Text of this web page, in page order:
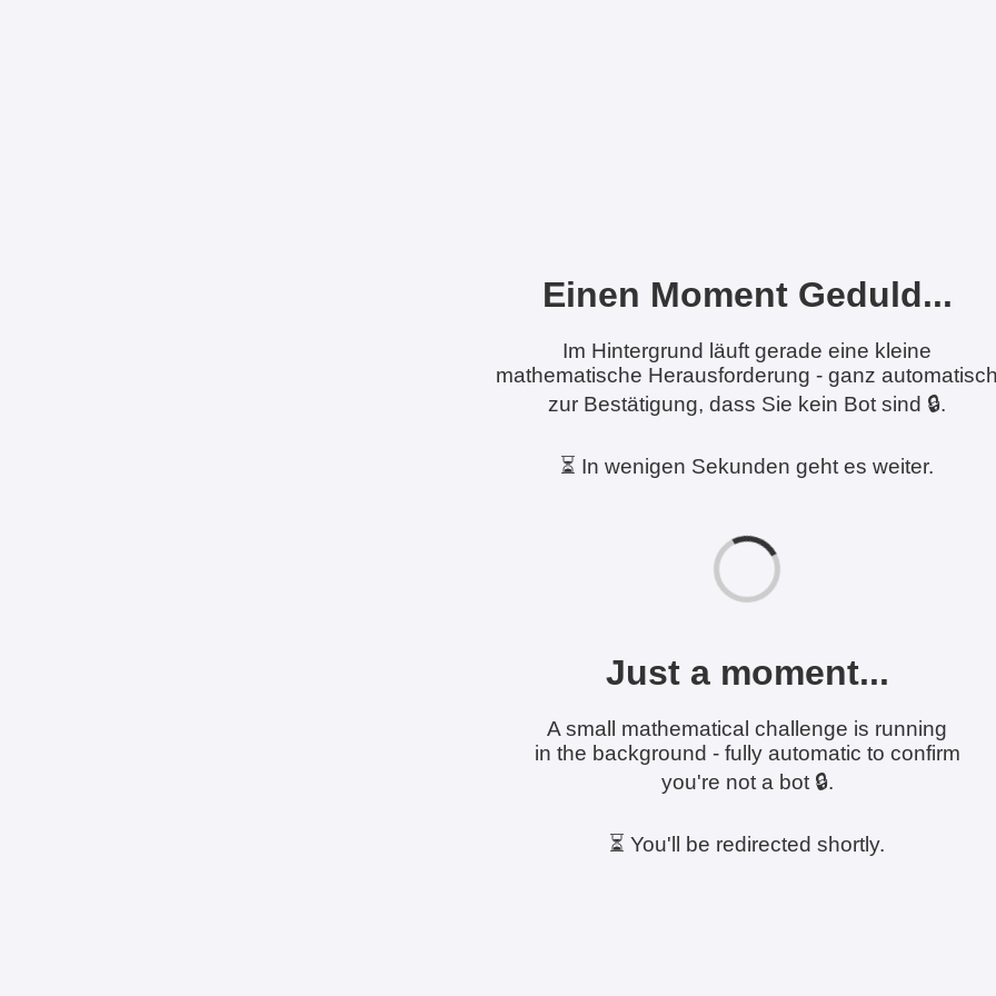
Einen Moment Geduld...
Im Hintergrund läuft gerade eine kleine
mathematische Herausforderung - ganz
zur Bestätigung, dass Sie kein Bot sind 🔒.
⏳ In wenigen Sekunden geht es weiter.
Just a moment...
A small mathematical challenge is running
in the background - fully automatic to confirm
you're not a bot 🔒.
⏳ You'll be redirected shortly.